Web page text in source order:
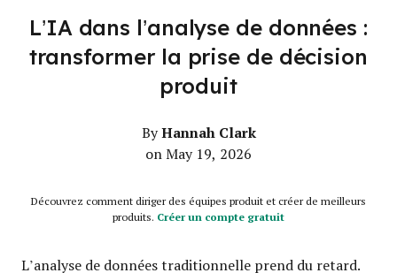
L’IA dans l’analyse de données :
transformer la prise de décision
produit
ByHannah Clark
on May 19, 2026
Découvrez comment diriger des équipes produit et créer de meilleurs
produits. Créer un compte gratuit
L’analyse de données traditionnelle prend du retard.